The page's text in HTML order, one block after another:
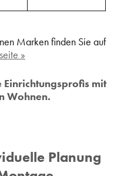
Marken finden Sie auf
»
mit
Wohnen.
Planung